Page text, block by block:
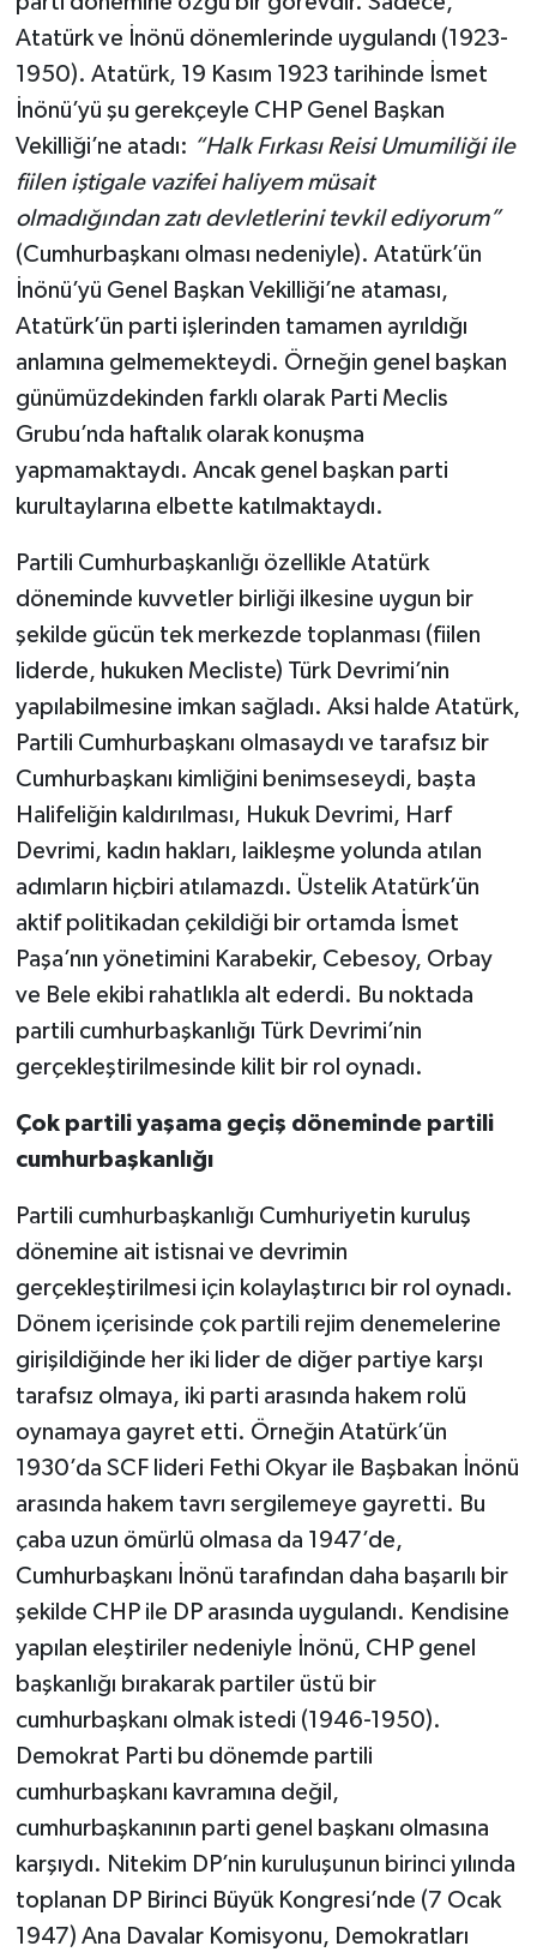
Atatürk ve İnönü dönemlerinde uygulandı (1923-
1950). Atatürk, 19 Kasım 1923 tarihinde İsmet
İnönü’yü şu gerekçeyle CHP Genel Başkan
Vekilliği’ne atadı: “Halk Fırkası Reisi Umumiliği ile
fiilen iştigale vazifei haliyem müsait
olmadığından zatı devletlerini tevkil ediyorum”
(Cumhurbaşkanı olması nedeniyle). Atatürk’ün
İnönü’yü Genel Başkan Vekilliği’ne ataması,
Atatürk’ün parti işlerinden tamamen ayrıldığı
anlamına gelmemekteydi. Örneğin genel başkan
günümüzdekinden farklı olarak Parti Meclis
Grubu’nda haftalık olarak konuşma
yapmamaktaydı. Ancak genel başkan parti
kurultaylarına elbette katılmaktaydı.
Partili Cumhurbaşkanlığı özellikle Atatürk
döneminde kuvvetler birliği ilkesine uygun bir
şekilde gücün tek merkezde toplanması (fiilen
liderde, hukuken Mecliste) Türk Devrimi’nin
yapılabilmesine imkan sağladı. Aksi halde Atatürk,
Partili Cumhurbaşkanı olmasaydı ve tarafsız bir
Cumhurbaşkanı kimliğini benimseseydi, başta
Halifeliğin kaldırılması, Hukuk Devrimi, Harf
Devrimi, kadın hakları, laikleşme yolunda atılan
adımların hiçbiri atılamazdı. Üstelik Atatürk’ün
aktif politikadan çekildiği bir ortamda İsmet
Paşa’nın yönetimini Karabekir, Cebesoy, Orbay
ve Bele ekibi rahatlıkla alt ederdi. Bu noktada
partili cumhurbaşkanlığı Türk Devrimi’nin
gerçekleştirilmesinde kilit bir rol oynadı.
Çok partili yaşama geçiş döneminde partili
cumhurbaşkanlığı
Partili cumhurbaşkanlığı Cumhuriyetin kuruluş
dönemine ait istisnai ve devrimin
gerçekleştirilmesi için kolaylaştırıcı bir rol oynadı.
Dönem içerisinde çok partili rejim denemelerine
girişildiğinde her iki lider de diğer partiye karşı
tarafsız olmaya, iki parti arasında hakem rolü
oynamaya gayret etti. Örneğin Atatürk’ün
1930’da SCF lideri Fethi Okyar ile Başbakan İnönü
arasında hakem tavrı sergilemeye gayretti. Bu
çaba uzun ömürlü olmasa da 1947’de,
Cumhurbaşkanı İnönü tarafından daha başarılı bir
şekilde CHP ile DP arasında uygulandı. Kendisine
yapılan eleştiriler nedeniyle İnönü, CHP genel
başkanlığı bırakarak partiler üstü bir
cumhurbaşkanı olmak istedi (1946-1950).
Demokrat Parti bu dönemde partili
cumhurbaşkanı kavramına değil,
cumhurbaşkanının parti genel başkanı olmasına
karşıydı. Nitekim DP’nin kuruluşunun birinci yılında
toplanan DP Birinci Büyük Kongresi’nde (7 Ocak
1947) Ana Davalar Komisyonu, Demokratları